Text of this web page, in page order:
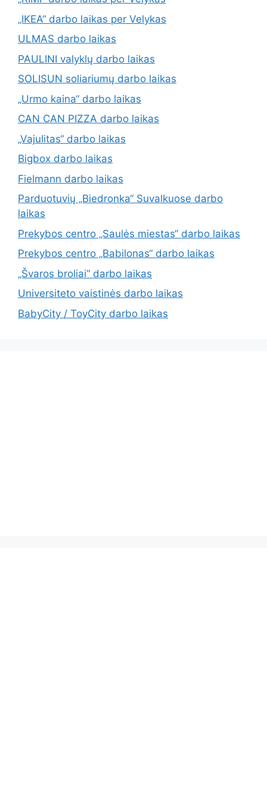
„IKEA“ darbo laikas per Velykas
ULMAS darbo laikas
PAULINI valyklų darbo laikas
SOLISUN soliariumų darbo laikas
„Urmo kaina“ darbo laikas
CAN CAN PIZZA darbo laikas
„Vajulitas“ darbo laikas
Bigbox darbo laikas
Fielmann darbo laikas
Parduotuvių „Biedronka“ Suvalkuose darbo
laikas
Prekybos centro „Saulės miestas“ darbo laikas
Prekybos centro „Babilonas“ darbo laikas
„Švaros broliai“ darbo laikas
Universiteto vaistinės darbo laikas
BabyCity / ToyCity darbo laikas